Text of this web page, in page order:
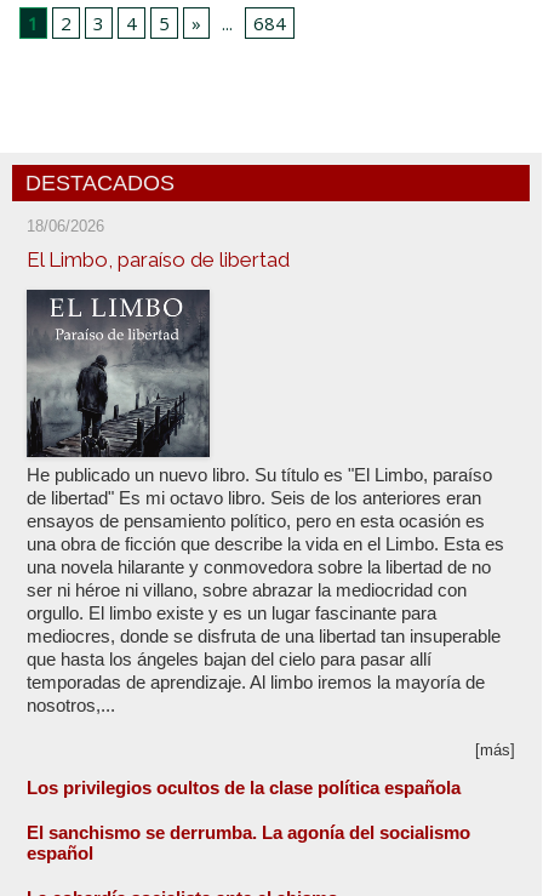
1
2 3 4 5 » ... 684
DESTACADOS
18/06/2026
El Limbo, paraíso de libertad
He publicado un nuevo libro. Su título es "El Limbo, paraíso
de libertad" Es mi octavo libro. Seis de los anteriores eran
ensayos de pensamiento político, pero en esta ocasión es
una obra de ficción que describe la vida en el Limbo. Esta es
una novela hilarante y conmovedora sobre la libertad de no
ser ni héroe ni villano, sobre abrazar la mediocridad con
orgullo. El limbo existe y es un lugar fascinante para
mediocres, donde se disfruta de una libertad tan insuperable
que hasta los ángeles bajan del cielo para pasar allí
temporadas de aprendizaje. Al limbo iremos la mayoría de
nosotros,...
[más]
Los privilegios ocultos de la clase política española
El sanchismo se derrumba. La agonía del socialismo
español